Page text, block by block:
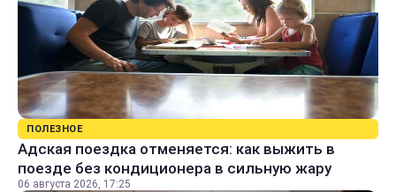
ПОЛЕЗНОЕ
Адская поездка отменяется: как выжить в
поезде без кондиционера в сильную жару
06 августа 2026, 17:25